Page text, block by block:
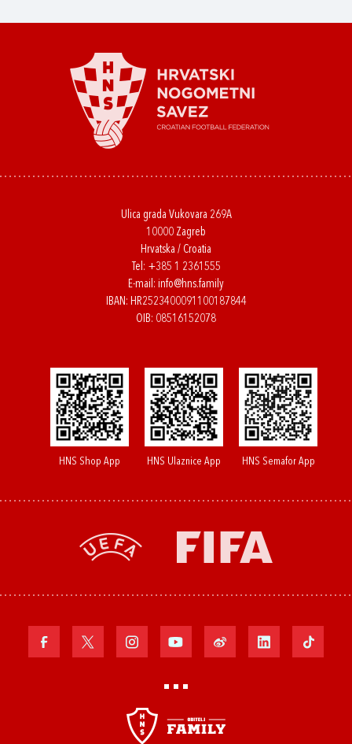
Ulica grada Vukovara 269A
10000 Zagreb
Hrvatska / Croatia
Tel: +385 1 2361555
E-mail: info@hns.family
IBAN: HR2523400091100187844
OIB: 08516152078
HNS Shop App HNS Ulaznice App HNS Semafor App